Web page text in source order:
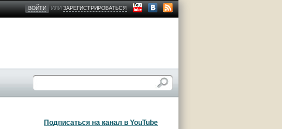
ВОЙТИ ИЛИЗАРЕГИСТРИРОВАТЬСЯ
Подписаться на канал в YouTube